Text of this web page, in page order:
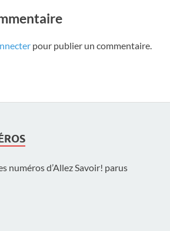
pour publier un commentaire.
numéros d’Allez Savoir! parus